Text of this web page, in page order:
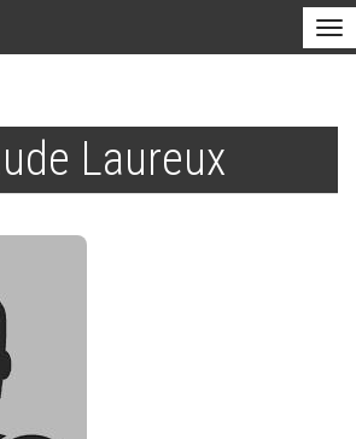
Laureux